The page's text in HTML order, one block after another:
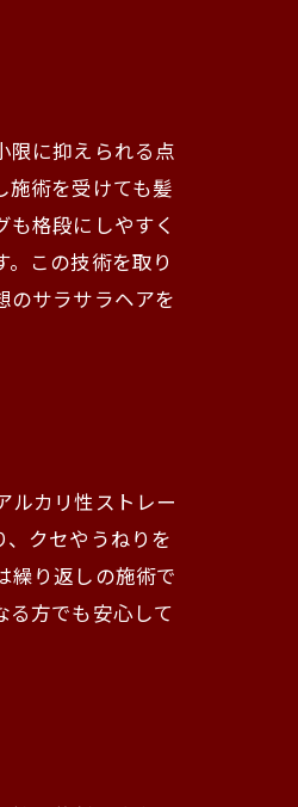
限に抑えられる点
施術を受けても髪
格段にしやすく
この技術を取り
のサラサラヘアを
ルカリ性ストレー
クセやうねりを
繰り返しの施術で
る方でも安心して